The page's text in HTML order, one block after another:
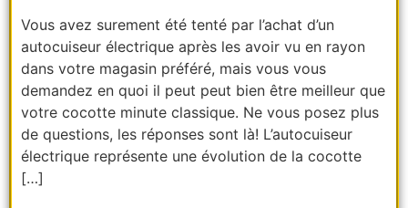
Vous avez surement été tenté par l’achat d’un
autocuiseur électrique après les avoir vu en rayon
dans votre magasin préféré, mais vous vous
demandez en quoi il peut peut bien être meilleur que
votre cocotte minute classique. Ne vous posez plus
de questions, les réponses sont là! L’autocuiseur
électrique représente une évolution de la cocotte
[…]